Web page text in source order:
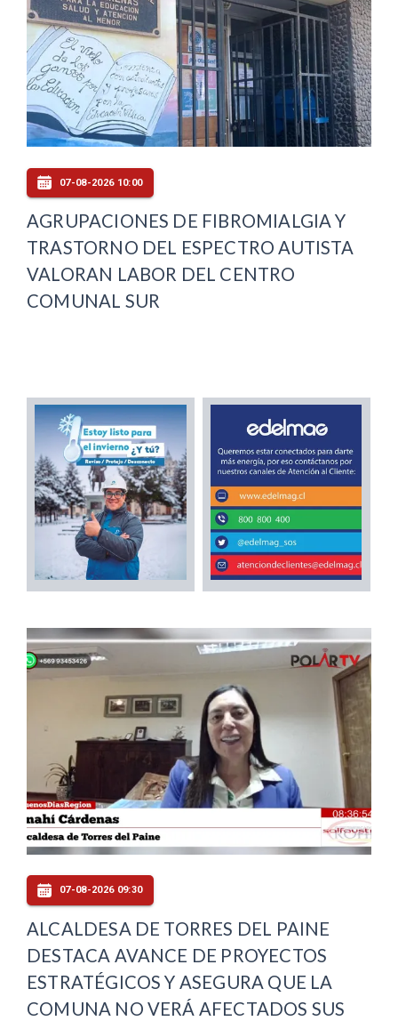
07-08-2026 10:00
AGRUPACIONES DE FIBROMIALGIA Y
TRASTORNO DEL ESPECTRO AUTISTA
VALORAN LABOR DEL CENTRO
COMUNAL SUR
07-08-2026 09:30
ALCALDESA DE TORRES DEL PAINE
DESTACA AVANCE DE PROYECTOS
ESTRATÉGICOS Y ASEGURA QUE LA
COMUNA NO VERÁ AFECTADOS SUS